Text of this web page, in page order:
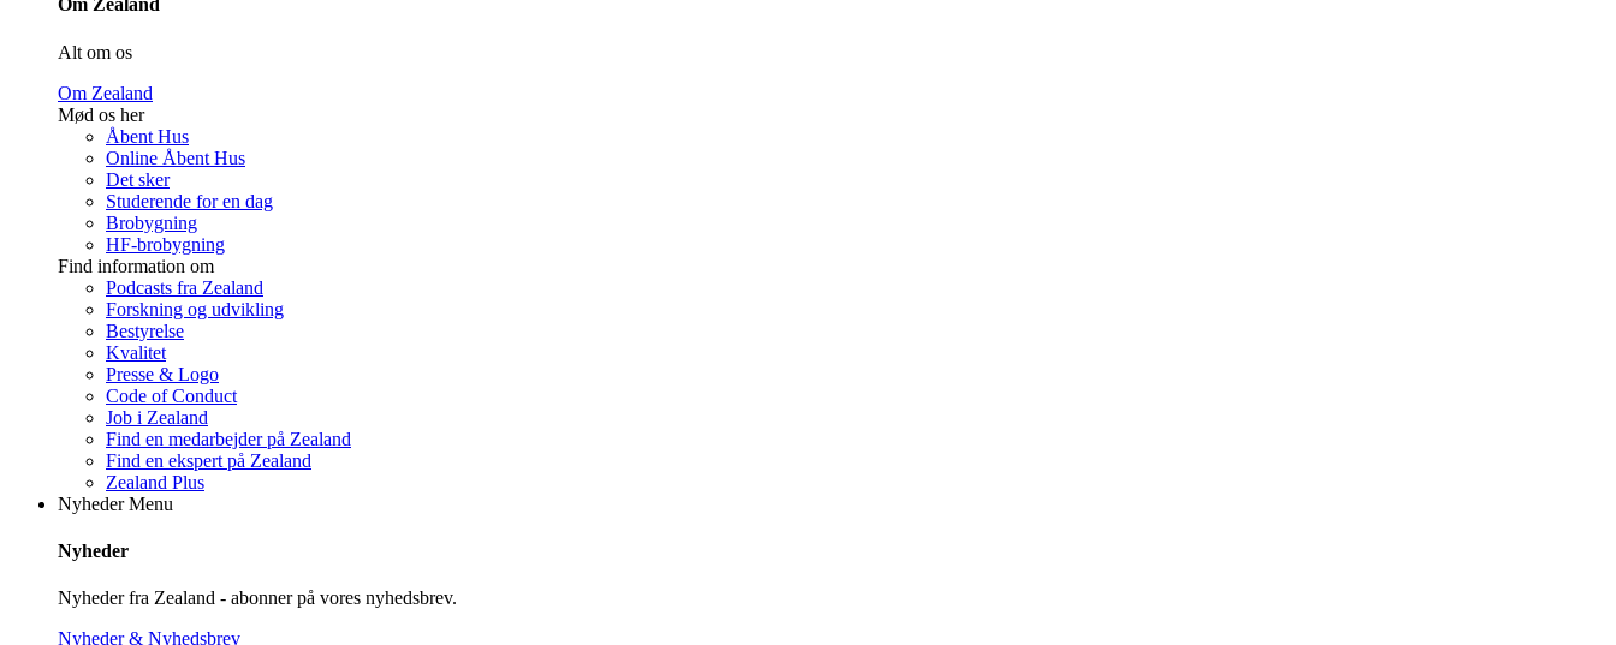
Om Zealand
Alt om os
Om Zealand
Mød os her
Åbent Hus
Online Åbent Hus
Det sker
Studerende for en dag
Brobygning
HF-brobygning
Find information om
Podcasts fra Zealand
Forskning og udvikling
Bestyrelse
Kvalitet
Presse & Logo
Code of Conduct
Job i Zealand
Find en medarbejder på Zealand
Find en ekspert på Zealand
Zealand Plus
Nyheder Menu
Nyheder
Nyheder fra Zealand - abonner på vores nyhedsbrev.
Nyheder & Nyhedsbrev